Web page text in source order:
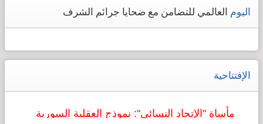
اليوم العالمي للتضامن مع ضحايا جرائم الشرف
الإفتتاحية
مأساة "الإتحاد النسائي": نموذج العقلية السورية